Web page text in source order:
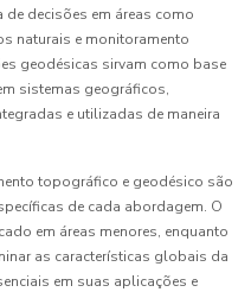
decisões em áreas como
naturais e monitoramento
geodésicas sirvam como base
sistemas geográficos,
e utilizadas de maneira
topográfico e geodésico são
de cada abordagem. O
em áreas menores, enquanto
as características globais da
em suas aplicações e